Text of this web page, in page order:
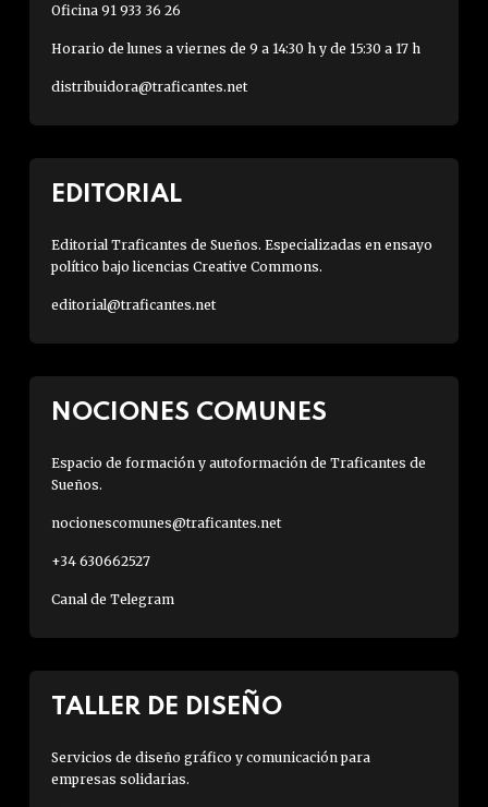
Oficina 91 933 36 26
Horario de lunes a viernes de 9 a 14:30 h y de 15:30 a 17 h
distribuidora@traficantes.net
EDITORIAL
Editorial Traficantes de Sueños. Especializadas en ensayo
político bajo licencias Creative Commons.
editorial@traficantes.net
NOCIONES COMUNES
Espacio de formación y autoformación de Traficantes de
Sueños.
nocionescomunes@traficantes.net
+34 630662527
Canal de Telegram
TALLER DE DISEÑO
Servicios de diseño gráfico y comunicación para
empresas solidarias.